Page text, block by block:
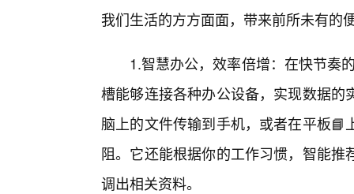
我们生活的方方面面，带来前所未有的
1.智慧办公，效率倍增：在快节奏
槽能够连接各种办公设备，实现数据
脑上的文件传输到手机，或者在平板
阻。它还能根据你的工作习惯，智能
调出相关资料。